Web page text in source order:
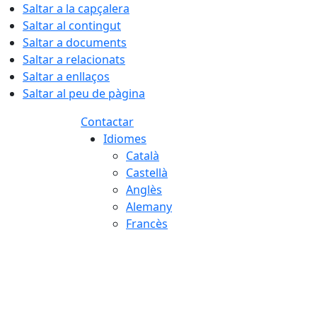
Saltar a la capçalera
Saltar al contingut
Saltar a documents
Saltar a relacionats
Saltar a enllaços
Saltar al peu de pàgina
Contactar
Idiomes
Català
Castellà
Anglès
Alemany
Francès